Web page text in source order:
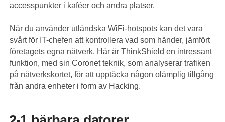
accesspunkter i kaféer och andra platser.
När du använder utländska WiFi-hotspots kan det vara
svårt för IT-chefen att kontrollera vad som händer, jämfört
företagets egna nätverk. Här är ThinkShield en intressant
funktion, med sin Coronet teknik, som analyserar trafiken
på nätverkskortet, för att upptäcka någon olämplig tillgång
från andra enheter i form av Hacking.